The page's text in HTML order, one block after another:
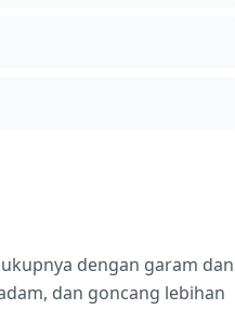
dengan garam dan
dan goncang lebihan